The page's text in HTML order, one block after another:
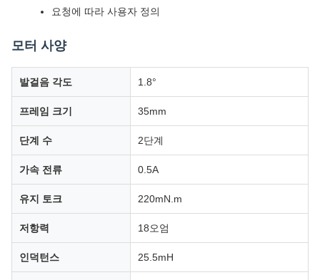
요청에 따라 사용자 정의
모터 사양
발걸음 각도 1.8°
프레임 크기 35mm
단계 수 2단계
가속 전류 0.5A
유지 토크 220mN.m
저항력 18오엄
인덕턴스 25.5mH